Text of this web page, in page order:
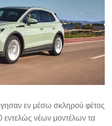
εν μέσω σκληρού φέτος
εντελώς νέων μοντέλων τα